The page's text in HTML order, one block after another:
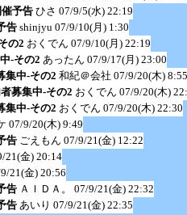
催予告 ひさ 07/9/5(水) 22:19
告 shinjyu 07/9/10(月) 1:30
の2 おくでん 07/9/10(月) 22:19
-その2 あったん 07/9/17(月) 23:00
集中-その2 和紀＠会社 07/9/20(木) 8:55
者募集中-その2 おくでん 07/9/20(木)
集中-その2 おくでん 07/9/20(木) 22:30
07/9/20(木) 9:49
告 ごえもん 07/9/21(金) 12:22
21(金) 20:14
21(金) 20:56
告 ＡＩＤＡ。
07/9/21(金) 22:32
告 あいり 07/9/21(金) 22:35